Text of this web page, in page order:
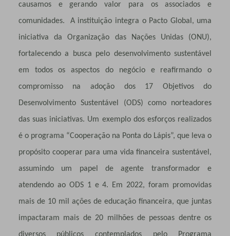
causamos e gerando valor para os associados e
comunidades. A instituição integra o Pacto Global, uma
iniciativa da Organização das Nações Unidas (ONU),
fortalecendo a busca pelo desenvolvimento sustentável
em todos os aspectos do negócio e reafirmando o
compromisso na adoção dos 17 Objetivos do
Desenvolvimento Sustentável (ODS) como norteadores
das suas iniciativas. Um exemplo dos esforços realizados
é o programa “Cooperação na Ponta do Lápis”, que leva o
propósito cooperar para uma vida financeira sustentável,
assumindo um papel de agente transformador e
atendendo ao ODS 1 e 4. Em 2022, foram promovidas
mais de 10 mil ações de educação financeira, que juntas
impactaram mais de 20 milhões de pessoas dentre os
diversos públicos contemplados pelo Programa